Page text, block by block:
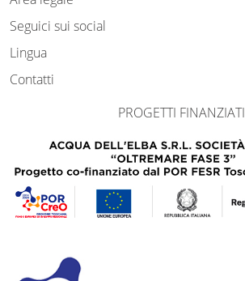
Seguici sui social
Lingua
Contatti
PROGETTI FINANZIATI